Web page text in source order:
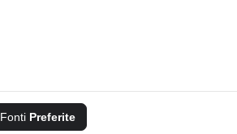
Fonti Preferite